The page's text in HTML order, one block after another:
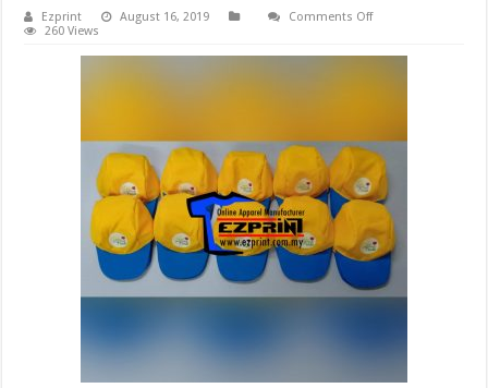
Ezprint August 16, 2019 Comments Offon
tadika
260 Views